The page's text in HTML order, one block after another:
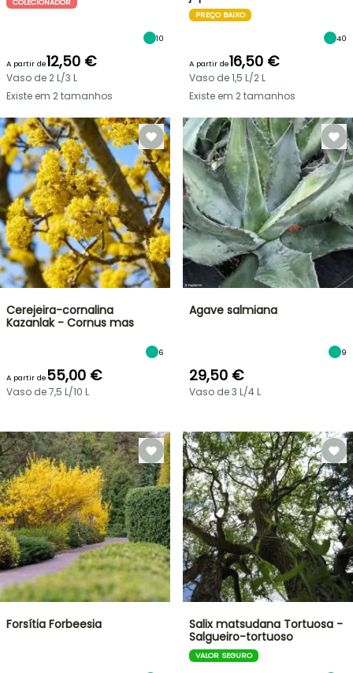
10
A partir de12,50 €
Vaso de 2 L/3 L
Existe em 2 tamanhos
PREÇO BAIXO
40
A partir de16,50 €
Vaso de 1,5 L/2 L
Existe em 2 tamanhos
Cerejeira-cornalina
Kazanlak - Cornus mas
6
A partir de55,00 €
Vaso de 7,5 L/10 L
Agave salmiana
9
29,50 €
Vaso de 3 L/4 L
Forsítia Forbeesia
Salix matsudana Tortuosa -
Salgueiro-tortuoso
VALOR SEGURO